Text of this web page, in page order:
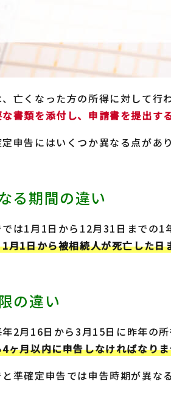
亡くなった方の所得に対して行
書類を添付し、申請書を提出す
申告にはいくつか異なる点があ
る期間の違い
は1月1日から12月31日までの1
月1日から被相続人が死亡した日
の違い
2月16日から3月15日に昨年の所
ヶ月以内に申告しなければなり
準確定申告では申告時期が異な